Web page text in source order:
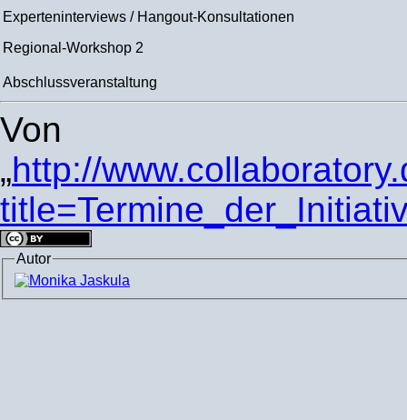
Experteninterviews / Hangout-Konsultationen
Regional-Workshop 2
Abschlussveranstaltung
Von
„http://
Autor